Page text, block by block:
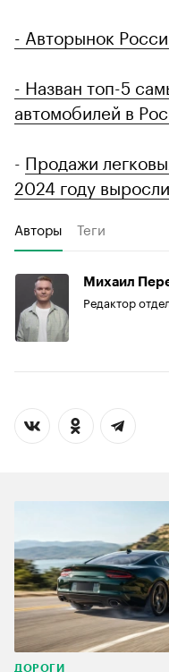
- Авторынок
- Назван топ-5
автомобилей в
- Продажи
2024 году
Авторы Теги
Михаил
Редактор
ДОРОГИ